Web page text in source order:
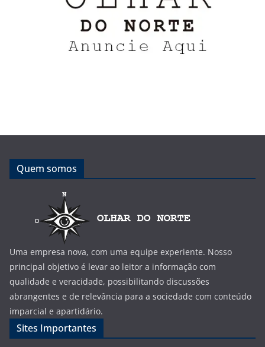
Quem somos
Uma empresa nova, com uma equipe experiente. Nosso
principal objetivo é levar ao leitor a informação com
qualidade e veracidade, possibilitando discussões
abrangentes e de relevância para a sociedade com conteúdo
imparcial e apartidário.
Sites Importantes